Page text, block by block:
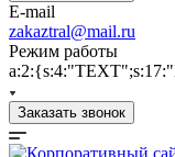
E-mail
zakaztral@mail.ru
Режим работы
Заказать звонок